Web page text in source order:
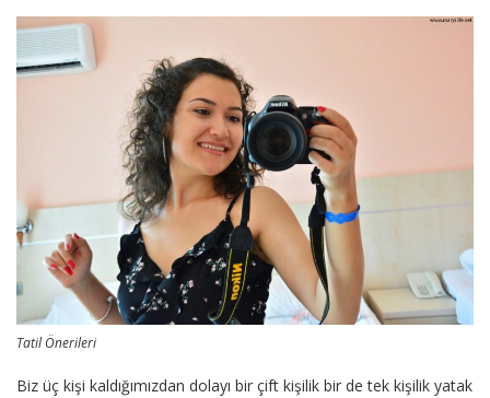
Tatil Önerileri
Biz üç kişi kaldığımızdan dolayı bir çift kişilik bir de tek kişilik yatak